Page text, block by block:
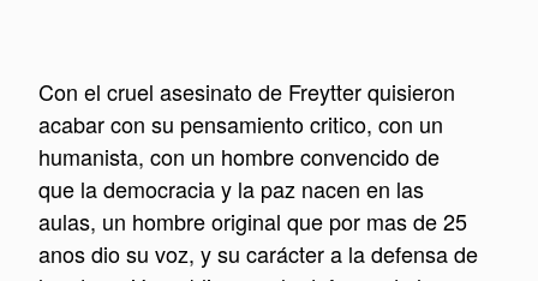
Con el cruel asesinato de Freytter quisieron
acabar con su pensamiento critico, con un
humanista, con un hombre convencido de
que la democracia y la paz nacen en las
aulas, un hombre original que por mas de 25
anos dio su voz, y su carácter a la defensa de